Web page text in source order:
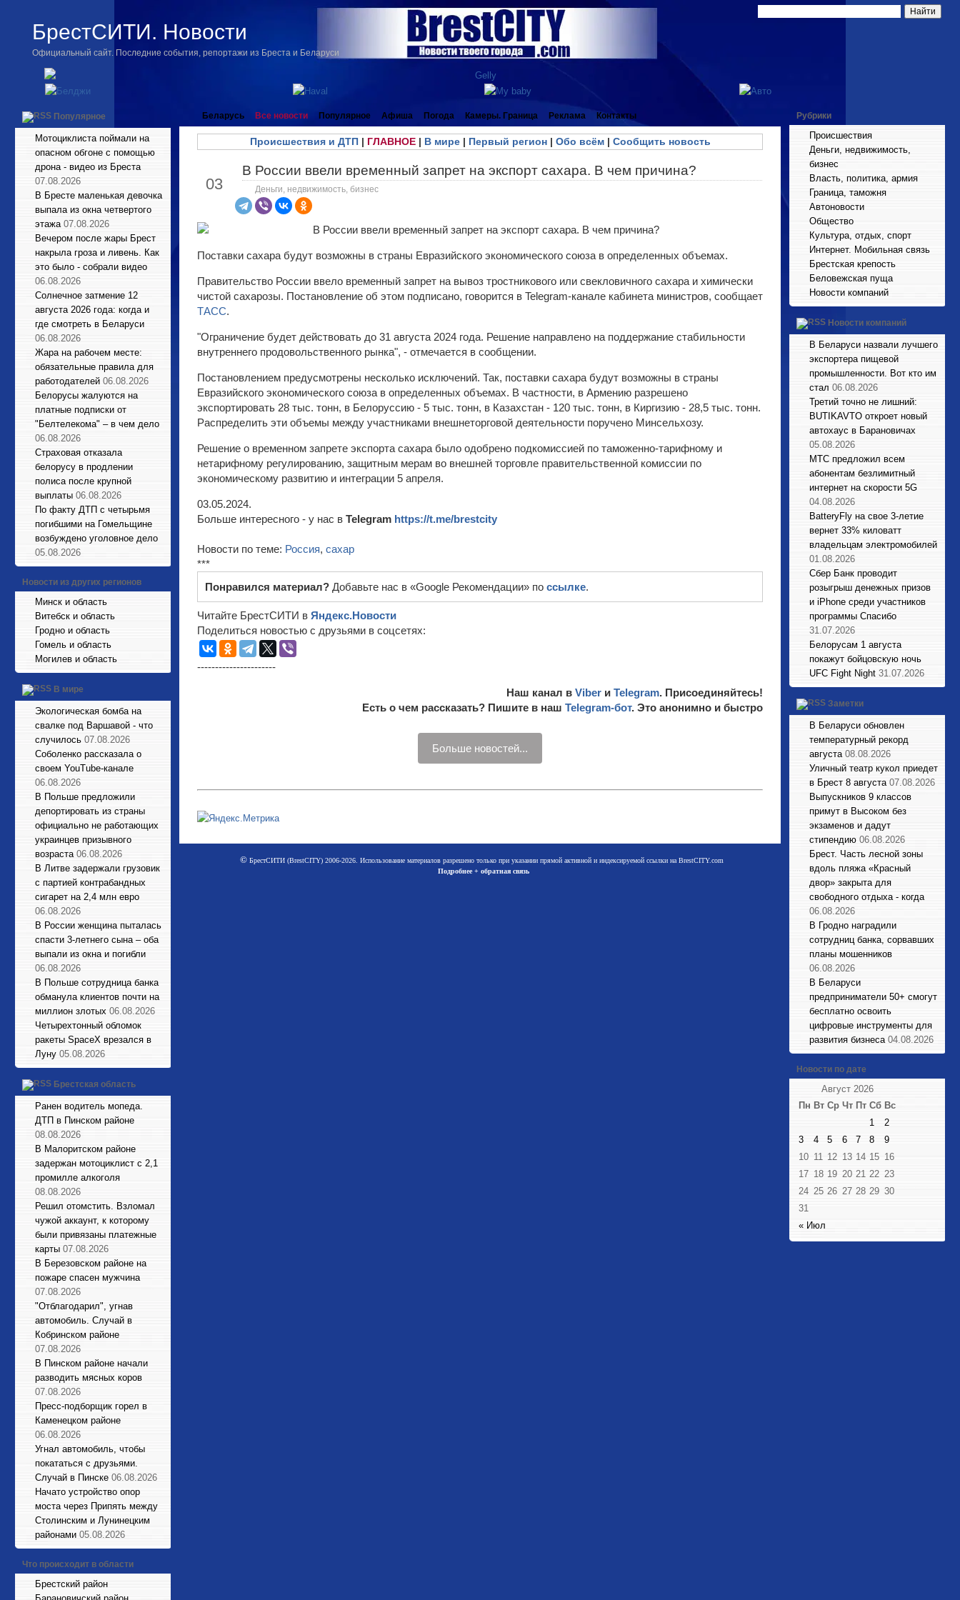
БрестСИТИ. Новости
Официальный сайт. Последние события, репортажи из Бреста и Беларуси
Популярное
Мотоциклиста поймали на
опасном обгоне с помощью
дрона - видео из Бреста
07.08.2026
В Бресте маленькая девочка
выпала из окна четвертого
этажа 07.08.2026
Вечером после жары Брест
накрыла гроза и ливень. Как
это было - собрали видео
06.08.2026
Солнечное затмение 12
августа 2026 года: когда и
где смотреть в Беларуси
06.08.2026
Жара на рабочем месте:
обязательные правила для
работодателей 06.08.2026
Белорусы жалуются на
платные подписки от
"Белтелекома" – в чем дело
06.08.2026
Страховая отказала
белорусу в продлении
полиса после крупной
выплаты 06.08.2026
По факту ДТП с четырьмя
погибшими на Гомельщине
возбуждено уголовное дело
05.08.2026
Новости из других регионов
Минск и область
Витебск и область
Гродно и область
Гомель и область
Могилев и область
В мире
Экологическая бомба на
свалке под Варшавой - что
случилось 07.08.2026
Соболенко рассказала о
своем YouTube-канале
06.08.2026
В Польше предложили
депортировать из страны
официально не работающих
украинцев призывного
возраста 06.08.2026
В Литве задержали грузовик
с партией контрабандных
сигарет на 2,4 млн евро
06.08.2026
В России женщина пыталась
спасти 3-летнего сына – оба
выпали из окна и погибли
06.08.2026
В Польше сотрудница банка
обманула клиентов почти на
миллион злотых 06.08.2026
Четырехтонный обломок
ракеты SpaceX врезался в
Луну 05.08.2026
Брестская область
Ранен водитель мопеда.
ДТП в Пинском районе
08.08.2026
В Малоритском районе
задержан мотоциклист с 2,1
промилле алкоголя
08.08.2026
Решил отомстить. Взломал
чужой аккаунт, к которому
были привязаны платежные
карты 07.08.2026
В Березовском районе на
пожаре спасен мужчина
07.08.2026
"Отблагодарил", угнав
автомобиль. Случай в
Кобринском районе
07.08.2026
В Пинском районе начали
разводить мясных коров
07.08.2026
Пресс-подборщик горел в
Каменецком районе
06.08.2026
Угнал автомобиль, чтобы
покататься с друзьями.
Случай в Пинске 06.08.2026
Начато устройство опор
моста через Припять между
Столинским и Лунинецким
районами 05.08.2026
Что происходит в области
Брестский район
Беларусь Все новости Популярное Афиша Погода Камеры. Граница Реклама Контакты
Происшествия и ДТП| ГЛАВНОЕ| В мире| Первый регион| Обо всём| Сообщить новость
03
В России ввели временный запрет на экспорт сахара. В чем причина?
Деньги, недвижимость, бизнес
Поставки сахара будут возможны в страны Евразийского экономического союза в определенных объемах.
Правительство России ввело временный запрет на вывоз тростникового или свекловичного сахара и химически
чистой сахарозы. Постановление об этом подписано, говорится в Telegram-канале кабинета министров, сообщает
ТАСС.
"Ограничение будет действовать до 31 августа 2024 года. Решение направлено на поддержание стабильности
внутреннего продовольственного рынка", - отмечается в сообщении.
Постановлением предусмотрены несколько исключений. Так, поставки сахара будут возможны в страны
Евразийского экономического союза в определенных объемах. В частности, в Армению разрешено
экспортировать 28 тыс. тонн, в Белоруссию - 5 тыс. тонн, в Казахстан - 120 тыс. тонн, в Киргизию - 28,5 тыс. тонн.
Распределить эти объемы между участниками внешнеторговой деятельности поручено Минсельхозу.
Решение о временном запрете экспорта сахара было одобрено подкомиссией по таможенно-тарифному и
нетарифному регулированию, защитным мерам во внешней торговле правительственной комиссии по
экономическому развитию и интеграции 5 апреля.
03.05.2024.
Больше интересного - у нас в Telegram https://t.me/brestcity
Новости по теме: Россия, сахар
***
Понравился материал? Добавьте нас в «Google Рекомендации» по ссылке.
Читайте БрестСИТИ в Яндекс.Новости
Поделиться новостью с друзьями в соцсетях:
----------------------
Наш канал в Viber и Telegram. Присоединяйтесь!
Есть о чем рассказать? Пишите в наш Telegram-бот. Это анонимно и быстро
Больше новостей...
©БрестСИТИ (BrestCITY) 2006-2026. Использование материалов разрешено только при указании прямой активной и индексируемой ссылки на BrestCITY.com
Подробнее + обратная связь
Рубрики
Происшествия
Деньги, недвижимость,
бизнес
Власть, политика, армия
Граница, таможня
Автоновости
Общество
Культура, отдых, спорт
Интернет. Мобильная связь
Брестская крепость
Беловежская пуща
Новости компаний
Новости компаний
В Беларуси назвали лучшего
экспортера пищевой
промышленности. Вот кто им
стал 06.08.2026
Третий точно не лишний:
BUTIKAVTO откроет новый
автохаус в Барановичах
05.08.2026
МТС предложил всем
абонентам безлимитный
интернет на скорости 5G
04.08.2026
BatteryFly на свое 3-летие
вернет 33% киловатт
владельцам электромобилей
01.08.2026
Сбер Банк проводит
розыгрыш денежных призов
и iPhone среди участников
программы Спасибо
31.07.2026
Белорусам 1 августа
покажут бойцовскую ночь
UFC Fight Night 31.07.2026
Заметки
В Беларуси обновлен
температурный рекорд
августа 08.08.2026
Уличный театр кукол приедет
в Брест 8 августа 07.08.2026
Выпускников 9 классов
примут в Высоком без
экзаменов и дадут
стипендию 06.08.2026
Брест. Часть лесной зоны
вдоль пляжа «Красный
двор» закрыта для
свободного отдыха - когда
06.08.2026
В Гродно наградили
сотрудниц банка, сорвавших
планы мошенников
06.08.2026
В Беларуси
предприниматели 50+ смогут
бесплатно освоить
цифровые инструменты для
развития бизнеса 04.08.2026
Новости по дате
Август 2026
Пн Вт Ср Чт Пт Сб Вс
« Июл
1
2
3
4 5 6 7 8
9
10 11 12 13 14 15 16
17 18 19 20 21 22 23
24 25 26 27 28 29 30
31